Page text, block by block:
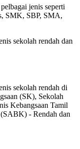
jenis seperti
SMK, SBP, SMA,
sekolah rendah dan
sekolah rendah di
(SK), Sekolah
Kebangsaan Tamil
- Rendah dan